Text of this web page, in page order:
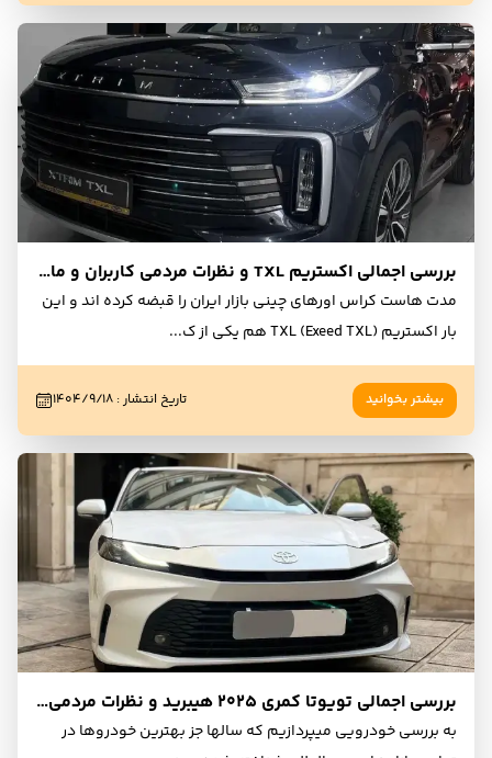
بررسی اجمالی اکستریم TXL و نظرات مردمی کاربران و مالکان
مدت هاست کراس اورهای چینی بازار ایران را قبضه کرده اند و این
بار اکستریم TXL (Exeed TXL) هم یکی از ک
...
بیشتر بخوانید تاریخ انتشار: ۱۴۰۴/۹/۱۸
بررسی اجمالی تویوتا کمری ۲۰۲۵ هیبرید و نظرات مردمی کاربران و مالکان
به بررسی خودرویی میپردازیم که سالها جز بهترین خودروها در